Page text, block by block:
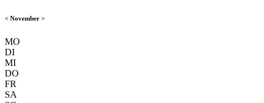
< November >
MO
DI
MI
DO
FR
SA